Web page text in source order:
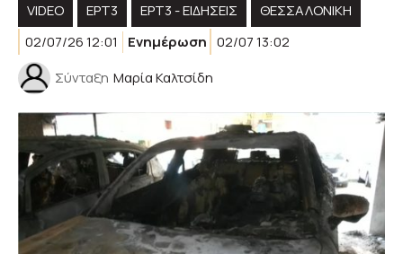
VIDEO ΕΡΤ3 ΕΡΤ3 - ΕΙΔΉΣΕΙΣ
ΘΕΣΣΑΛΟΝΙΚΗ
02/07/26 12:01
Ενημέρωση 02/07 13:02
Σύνταξη Μαρία Καλτσίδη